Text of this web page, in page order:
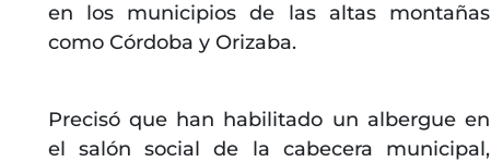
en los municipios de las altas montañas
como Córdoba y Orizaba.
Precisó que han habilitado un albergue en
el salón social de la cabecera municipal,